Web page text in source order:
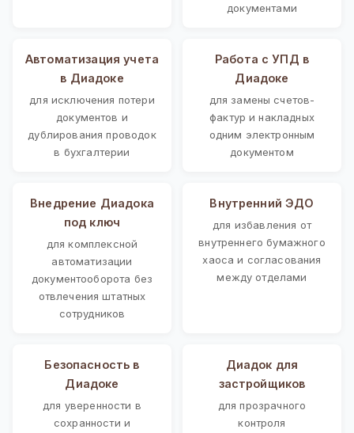
документами
Автоматизация учета
в Диадоке
для исключения потери
документов и
дублирования проводок
в бухгалтерии
Работа с УПД в
Диадоке
для замены счетов-
фактур и накладных
одним электронным
документом
Внедрение Диадока
под ключ
для комплексной
автоматизации
документооборота без
отвлечения штатных
сотрудников
Внутренний ЭДО
для избавления от
внутреннего бумажного
хаоса и согласования
между отделами
Безопасность в
Диадоке
для уверенности в
сохранности и
Диадок для
застройщиков
для прозрачного
контроля